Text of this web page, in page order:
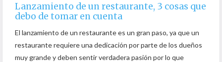
Lanzamiento de un restaurante, 3 cosas que
debo de tomar en cuenta
El lanzamiento de un restaurante es un gran paso, ya que un
restaurante requiere una dedicación por parte de los dueños
muy grande y deben sentir verdadera pasión por lo que